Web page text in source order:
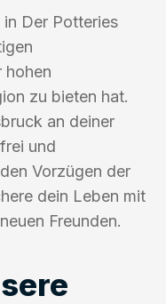
Der Potteries
hohen
zu bieten hat.
an deiner
und
Vorzügen der
dein Leben mit
Freunden.